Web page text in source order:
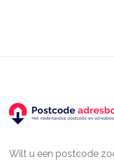
Wilt u een postcode